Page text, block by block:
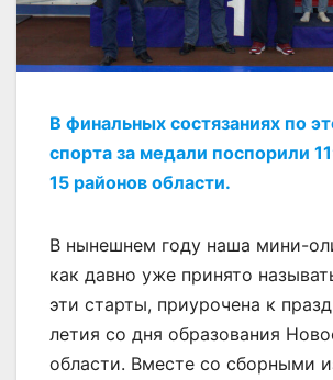
В финальных состязаниях по
спорта за медали поспорили
15 районов области.
В нынешнем году наша мини-
как давно уже принято
эти старты, приурочена к
летия со дня образования
области. Вместе со сборными